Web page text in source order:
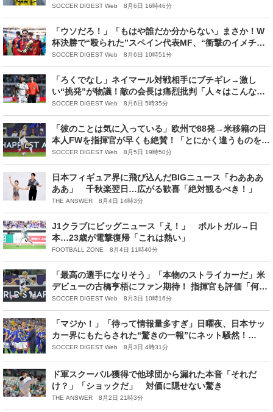
言「パフォーマンスが良くなっていない」
SOCCER DIGEST Web 8月6日 16時46分
「ウソだろ！」「もはや誰だか分からない」まさか！W
杯決勝で“殴られた”スペイン代表MF、“衝撃のイメチェ
ン”が世界的大反響！「笑い転げた」「クレイジーすぎる
だろ」
SOCCER DIGEST Web 8月6日 10時51分
「ろくでなし」ネイマール対戦相手にブチギレ→激し
い“挑発”が物議！敵の会長は痛烈批判「人々はこんなチ
ンピラを崇拝しているのだから罪深い」
SOCCER DIGEST Web 8月6日 5時35分
「彼のことは気に入っている」欧州で88発→米移籍の日
本人FWを指揮官が早くも絶賛！「とにかく違うものをも
たらしてくれる」
SOCCER DIGEST Web 8月5日 19時50分
日本フィギュア界に飛び込んだBIGニュース「わあああ
ああ」 千秋楽翌日…広がる歓喜「絶対観るべき！」
THE ANSWER 8月4日 14時3分
J1クラブにビッグニュース「え！」 ポルトガル→日
本…23歳が電撃復帰「これは熱い」
FOOTBALL ZONE 8月4日 11時40分
「最高の選手になりそう」「本物のストライカーだ」米
デビューの古橋亨梧にファン期待！ 指揮官も評価「何か
が起こりそうな予感がした」
SOCCER DIGEST Web 8月3日 10時16分
「マジか！」「待って情報量多すぎ」日曜夜、日本サッ
カー界にもたらされた“驚きの一報”にネット騒然！
「2026年最大のビッグニュース」
SOCCER DIGEST Web 8月3日 4時31分
ド軍スクーバル獲得で他球団から漏れた本音「それだ
け？」「ショックだ」 対価に隠せない驚き
THE ANSWER 8月2日 21時3分